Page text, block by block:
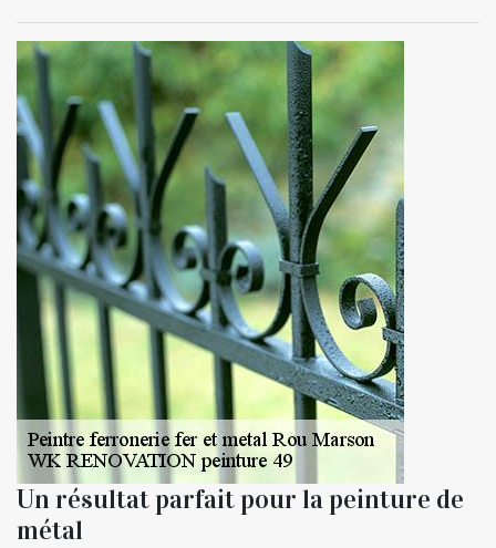
Un résultat parfait pour la peinture de
métal